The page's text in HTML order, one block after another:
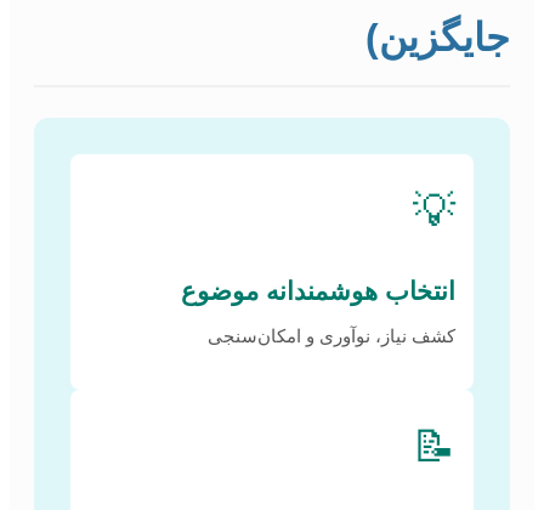
جایگزین)
💡
انتخاب هوشمندانه موضوع
کشف نیاز، نوآوری و امکان‌سنجی
📝